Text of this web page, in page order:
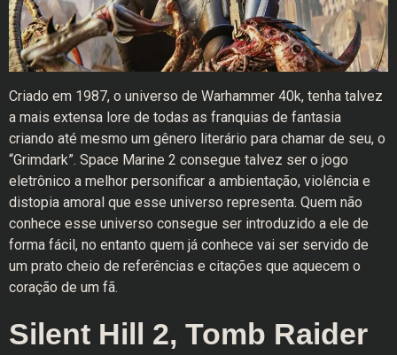
Criado em 1987, o universo de Warhammer 40k, tenha talvez
a mais extensa lore de todas as franquias de fantasia
criando até mesmo um gênero literário para chamar de seu, o
“Grimdark”. Space Marine 2 consegue talvez ser o jogo
eletrônico a melhor personificar a ambientação, violência e
distopia amoral que esse universo representa. Quem não
conhece esse universo consegue ser introduzido a ele de
forma fácil, no entanto quem já conhece vai ser servido de
um prato cheio de referências e citações que aquecem o
coração de um fã.
Silent Hill 2, Tomb Raider